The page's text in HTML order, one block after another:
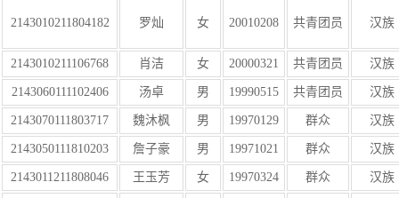
2143010211804182 罗灿 女 20010208 共青团员 汉族
2143010211106768 肖洁 女 20000321 共青团员 汉族
2143060111102406 汤卓 男 19990515 共青团员 汉族
2143070111803717 魏沐枫 男 19970129 群众 汉族
2143050111810203 詹子豪 男 19971021 群众 汉族
2143011211808046 王玉芳 女 19970324 群众 汉族